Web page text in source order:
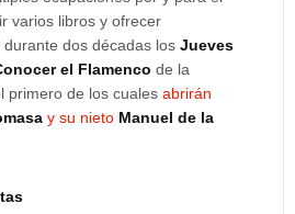
varios libros y ofrecer
dos décadas los Jueves
el Flamenco de la
primero de los cuales abrirán
y su nieto Manuel de la